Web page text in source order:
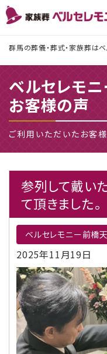
群馬の葬儀・葬式・家族葬は
ベルセレモ
お客様の声
ご利用いただいたお客
参列して戴い
て頂きました。
ベルセレモニー前橋
2025年11月19日